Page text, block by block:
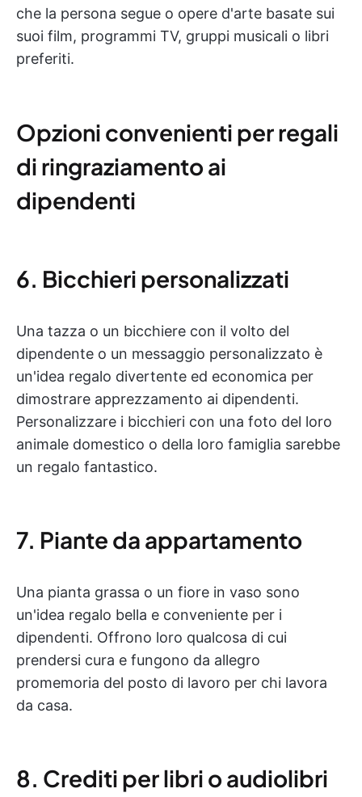
che la persona segue o opere d'arte basate sui
suoi film, programmi TV, gruppi musicali o libri
preferiti.
Opzioni convenienti per regali
di ringraziamento ai
dipendenti
6. Bicchieri personalizzati
Una tazza o un bicchiere con il volto del
dipendente o un messaggio personalizzato è
un'idea regalo divertente ed economica per
dimostrare apprezzamento ai dipendenti.
Personalizzare i bicchieri con una foto del loro
animale domestico o della loro famiglia sarebbe
un regalo fantastico.
7. Piante da appartamento
Una pianta grassa o un fiore in vaso sono
un'idea regalo bella e conveniente per i
dipendenti. Offrono loro qualcosa di cui
prendersi cura e fungono da allegro
promemoria del posto di lavoro per chi lavora
da casa.
8. Crediti per libri o audiolibri